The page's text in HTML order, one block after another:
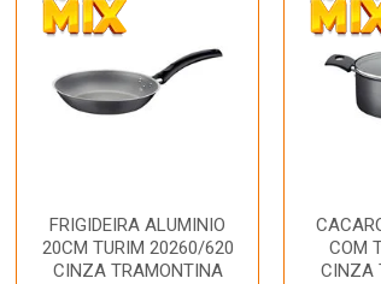
FRIGIDEIRA ALUMINIO
20CM TURIM 20260/620
CINZA TRAMONTINA
COM
CINZA